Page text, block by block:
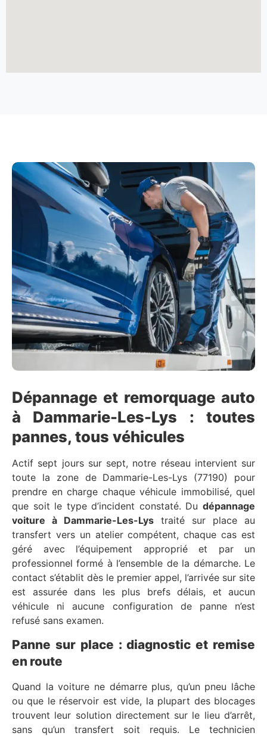
Dépannage et remorquage auto
à Dammarie-Les-Lys : toutes
pannes, tous véhicules
Actif sept jours sur sept, notre réseau intervient sur
toute la zone de Dammarie-Les-Lys (77190) pour
prendre en charge chaque véhicule immobilisé, quel
que soit le type d’incident constaté. Du dépannage
voiture à Dammarie-Les-Lys traité sur place au
transfert vers un atelier compétent, chaque cas est
géré avec l’équipement approprié et par un
professionnel formé à l’ensemble de la démarche. Le
contact s’établit dès le premier appel, l’arrivée sur site
est assurée dans les plus brefs délais, et aucun
véhicule ni aucune configuration de panne n’est
refusé sans examen.
Panne sur place : diagnostic et remise
en route
Quand la voiture ne démarre plus, qu’un pneu lâche
ou que le réservoir est vide, la plupart des blocages
trouvent leur solution directement sur le lieu d’arrêt,
sans qu’un transfert soit requis. Le technicien